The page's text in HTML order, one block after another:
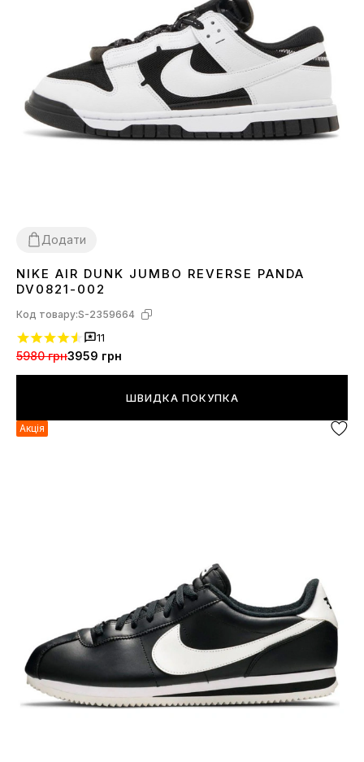
Додати
3637 38 41
NIKE AIR DUNK JUMBO REVERSE PANDA
DV0821-002
Код товару:S-2359664
11
5980 грн3959 грн
ШВИДКА ПОКУПКА
Акція